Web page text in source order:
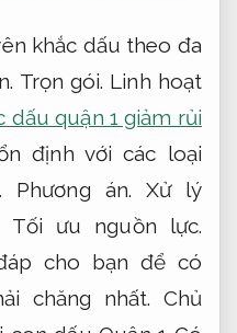
khắc dấu theo đa
Trọn gói. Linh hoạt
dấu quận 1 giảm rủi
định với các loại
Phương án.
Xử lý
Tối ưu nguồn lực.
cho bạn để có
chăng nhất. Chủ